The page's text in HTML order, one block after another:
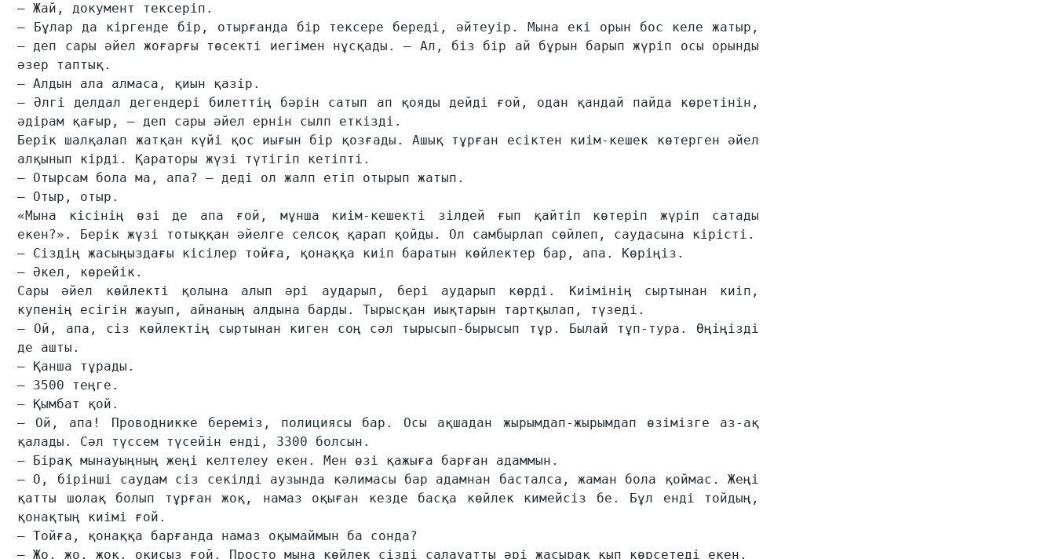
– Жай, документ тексеріп.
– Бұлар да кіргенде бір, отырғанда бір тексере береді, әйтеуір. Мына екі орын бос келе жатыр,
– деп сары әйел жоғарғы төсекті иегімен нұсқады. – Ал, біз бір ай бұрын барып жүріп осы орынды
әзер таптық.
– Алдын ала алмаса, қиын қазір.
– Әлгі делдал дегендері билеттің бәрін сатып ап қояды дейді ғой, одан қандай пайда көретінін,
әдірам қағыр, – деп сары әйел ернін сылп еткізді.
Берік шалқалап жатқан күйі қос иығын бір қозғады. Ашық тұрған есіктен киім-кешек көтерген әйел
алқынып кірді. Қараторы жүзі түтігіп кетіпті.
– Отырсам бола ма, апа? – деді ол жалп етіп отырып жатып.
– Отыр, отыр.
«Мына кісінің өзі де апа ғой, мұнша киім-кешекті зілдей ғып қайтіп көтеріп жүріп сатады
екен?». Берік жүзі тотыққан әйелге селсоқ қарап қойды. Ол самбырлап сөйлеп, саудасына кірісті.
– Сіздің жасыңыздағы кісілер тойға, қонаққа киіп баратын көйлектер бар, апа. Көріңіз.
– Әкел, көрейік.
Сары әйел көйлекті қолына алып әрі аударып, бері аударып көрді. Киімінің сыртынан киіп,
купенің есігін жауып, айнаның алдына барды. Тырысқан иықтарын тартқылап, түзеді.
– Ой, апа, сіз көйлектің сыртынан киген соң сәл тырысып-бырысып тұр. Былай тұп-тура. Өңіңізді
де ашты.
– Қанша тұрады.
– 3500 теңге.
– Қымбат қой.
– Ой, апа! Проводникке береміз, полициясы бар. Осы ақшадан жырымдап-жырымдап өзімізге аз-ақ
қалады. Сәл түссем түсейін енді, 3300 болсын.
– Бірақ мынауыңның жеңі келтелеу екен. Мен өзі қажыға барған адаммын.
– О, бірінші саудам сіз секілді аузында кәлимасы бар адамнан басталса, жаман бола қоймас. Жеңі
қатты шолақ болып тұрған жоқ, намаз оқыған кезде басқа көйлек кимейсіз бе. Бұл енді тойдың,
қонақтың киімі ғой.
– Тойға, қонаққа барғанда намаз оқымаймын ба сонда?
– Жо, жо, жоқ, оқисыз ғой. Просто мына көйлек сізді салауатты әрі жасырақ қып көрсетеді екен.